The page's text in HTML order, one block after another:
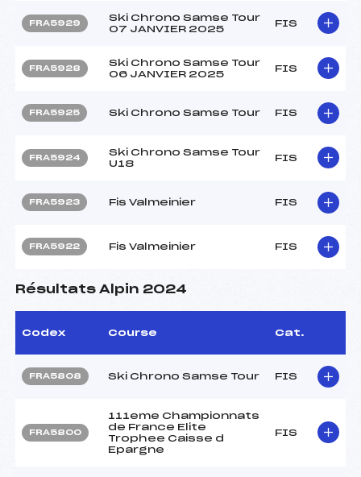
FRA5929
Ski Chrono Samse Tour
07 JANVIER 2025
FIS
FRA5928
Ski Chrono Samse Tour
06 JANVIER 2025
FIS
FRA5925 Ski Chrono Samse Tour FIS
FRA5924
Ski Chrono Samse Tour
U18
FIS
FRA5923 Fis Valmeinier FIS
FRA5922 Fis Valmeinier FIS
Résultats Alpin 2024
Codex Course Cat.
FRA5808 Ski Chrono Samse Tour FIS
FRA5800
111eme Championnats
de France Elite
Trophee Caisse d
Epargne
FIS